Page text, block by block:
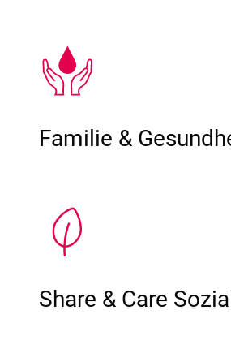
Familie &
Share & Care